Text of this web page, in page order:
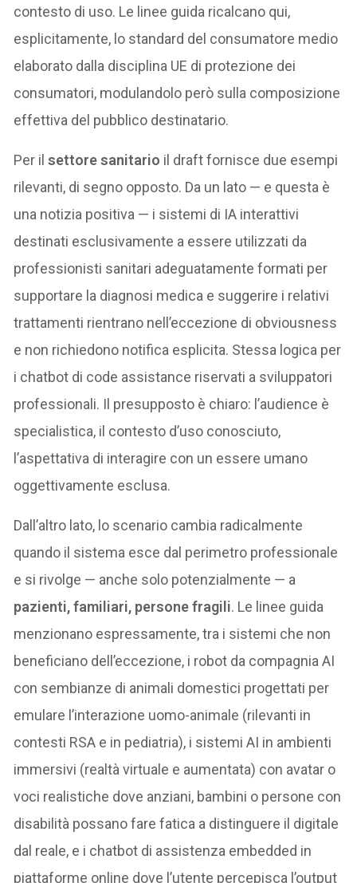
contesto di uso. Le linee guida ricalcano qui,
esplicitamente, lo standard del consumatore medio
elaborato dalla disciplina UE di protezione dei
consumatori, modulandolo però sulla composizione
effettiva del pubblico destinatario.
Per ilsettore sanitario il draft fornisce due esempi
rilevanti, di segno opposto. Da un lato — e questa è
una notizia positiva — i sistemi di IA interattivi
destinati esclusivamente a essere utilizzati da
professionisti sanitari adeguatamente formati per
supportare la diagnosi medica e suggerire i relativi
trattamenti rientrano nell’eccezione di obviousness
e non richiedono notifica esplicita. Stessa logica per
i chatbot di code assistance riservati a sviluppatori
professionali. Il presupposto è chiaro: l’audience è
specialistica, il contesto d’uso conosciuto,
l’aspettativa di interagire con un essere umano
oggettivamente esclusa.
Dall’altro lato, lo scenario cambia radicalmente
quando il sistema esce dal perimetro professionale
e si rivolge — anche solo potenzialmente — a
pazienti, familiari, persone fragili. Le linee guida
menzionano espressamente, tra i sistemi che non
beneficiano dell’eccezione, i robot da compagnia AI
con sembianze di animali domestici progettati per
emulare l’interazione uomo-animale (rilevanti in
contesti RSA e in pediatria), i sistemi AI in ambienti
immersivi (realtà virtuale e aumentata) con avatar o
voci realistiche dove anziani, bambini o persone con
disabilità possano fare fatica a distinguere il digitale
dal reale, e i chatbot di assistenza embedded in
piattaforme online dove l’utente percepisca l’output